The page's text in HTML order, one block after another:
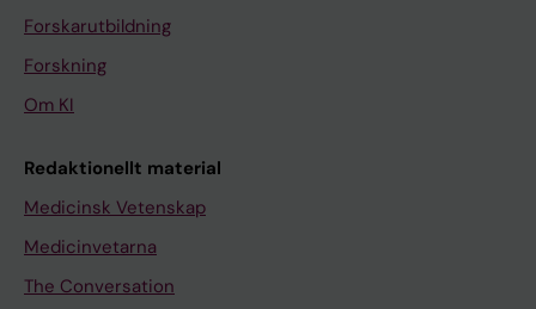
Forskarutbildning
Forskning
Om KI
Redaktionellt material
Medicinsk Vetenskap
Medicinvetarna
The Conversation